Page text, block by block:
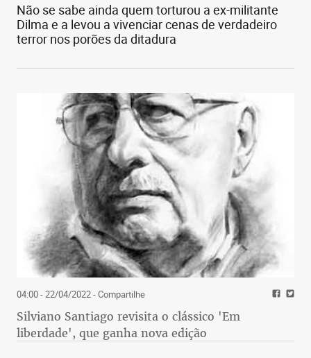
Não se sabe ainda quem torturou a ex-militante
Dilma e a levou a vivenciar cenas de verdadeiro
terror nos porões da ditadura
04:00 - 22/04/2022- Compartilhe
Silviano Santiago revisita o clássico 'Em
liberdade', que ganha nova edição